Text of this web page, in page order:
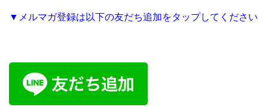
▼メルマガ登録は以下の友だち追加をタップしてください